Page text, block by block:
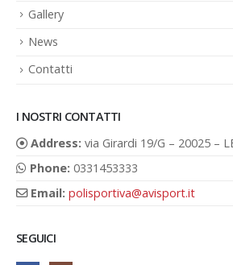
Gallery
News
Contatti
I NOSTRI CONTATTI
Address: via Girardi 19/G – 20025 –
Phone: 0331453333
Email: polisportiva@avisport.it
SEGUICI